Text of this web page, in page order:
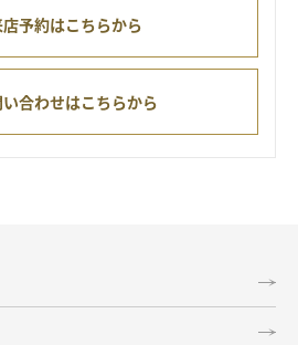
予約はこちらから
合わせはこちらから